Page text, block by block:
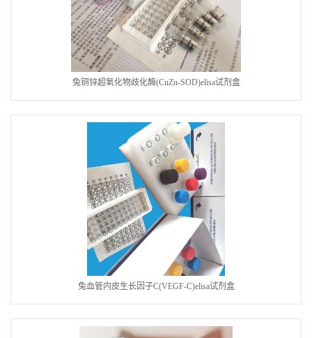
兔铜锌超氧化物歧化酶(CuZn-SOD)elisa试剂盒
兔血管内皮生长因子C(VEGF-C)elisa试剂盒